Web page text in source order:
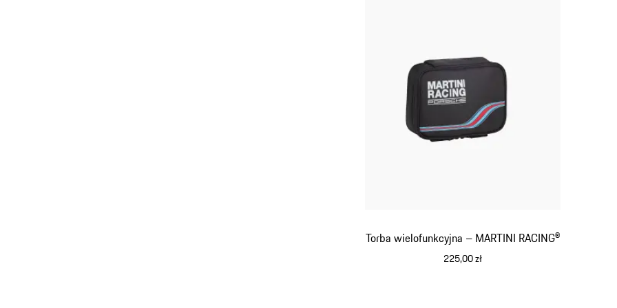
Torba wielofunkcyjna – MARTINI RACING®
225,00 zł